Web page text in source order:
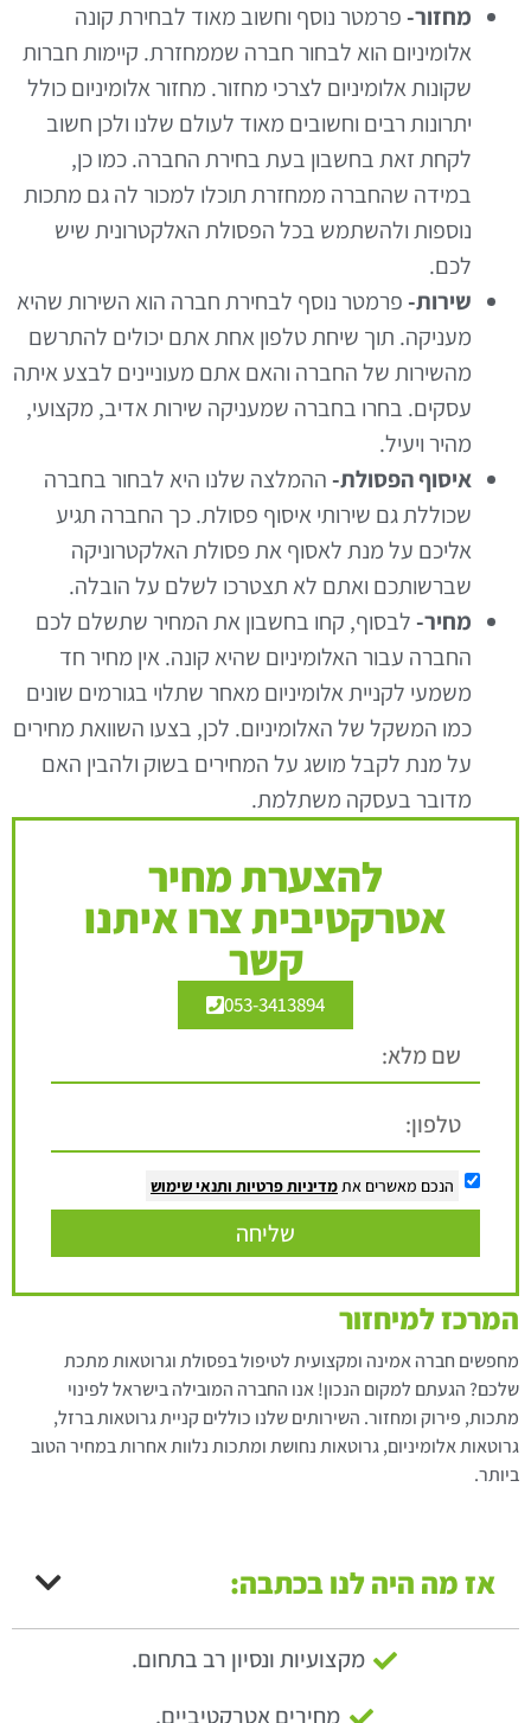
מחזור-פרמטר נוסף וחשוב מאוד לבחירת קונה
אלומיניום הוא לבחור חברה שממחזרת. קיימות חברות
שקונות אלומיניום לצרכי מחזור. מחזור אלומיניום כולל
יתרונות רבים וחשובים מאוד לעולם שלנו ולכן חשוב
לקחת זאת בחשבון בעת בחירת החברה. כמו כן,
במידה שהחברה ממחזרת תוכלו למכור לה גם מתכות
נוספות ולהשתמש בכל הפסולת האלקטרונית שיש
לכם.
שירות-פרמטר נוסף לבחירת חברה הוא השירות שהיא
מעניקה. תוך שיחת טלפון אחת אתם יכולים להתרשם
מהשירות של החברה והאם אתם מעוניינים לבצע איתה
עסקים. בחרו בחברה שמעניקה שירות אדיב, מקצועי,
מהיר ויעיל.
איסוף הפסולת-ההמלצה שלנו היא לבחור בחברה
שכוללת גם שירותי איסוף פסולת. כך החברה תגיע
אליכם על מנת לאסוף את פסולת האלקטרוניקה
שברשותכם ואתם לא תצטרכו לשלם על הובלה.
מחיר-לבסוף, קחו בחשבון את המחיר שתשלם לכם
החברה עבור האלומיניום שהיא קונה. אין מחיר חד
משמעי לקניית אלומיניום מאחר שתלוי בגורמים שונים
כמו המשקל של האלומיניום. לכן, בצעו השוואת מחירים
על מנת לקבל מושג על המחירים בשוק ולהבין האם
מדובר בעסקה משתלמת.
להצערת מחיר
אטרקטיבית צרו איתנו
קשר
053-3413894
הנכם מאשרים אתמדיניות פרטיות ותנאי שימוש
שליחה
המרכז למיחזור
מחפשים חברה אמינה ומקצועית לטיפול בפסולת וגרוטאות מתכת
שלכם? הגעתם למקום הנכון! אנו החברה המובילה בישראל לפינוי
מתכות, פירוק ומחזור. השירותים שלנו כוללים קניית גרוטאות ברזל,
גרוטאות אלומיניום, גרוטאות נחושת ומתכות נלוות אחרות במחיר הטוב
ביותר.
אז מה היה לנו בכתבה:
מקצועיות ונסיון רב בתחום.
מחירים אטרקטיביים.